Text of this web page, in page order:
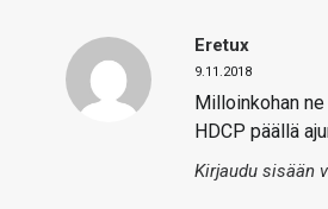
Eretux
9.11.2018
Milloinkohan
HDCP päällä
Kirjaudu sisään